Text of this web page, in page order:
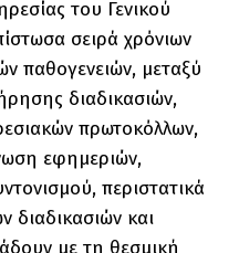
του Γενικού
σειρά χρόνιων
παθογενειών, μεταξύ
διαδικασιών,
πρωτοκόλλων,
εφημεριών,
περιστατικά
και
με τη θεσμική